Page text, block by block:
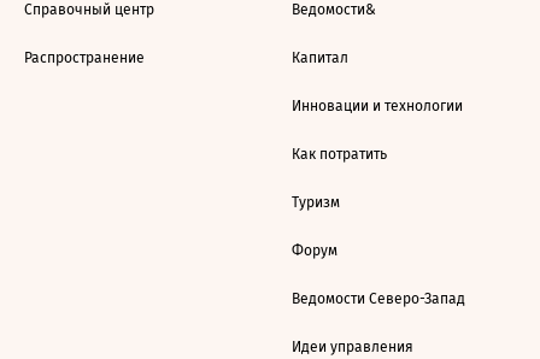
Справочный центр
Распространение
Ведомости&
Капитал
Инновации и технологии
Как потратить
Туризм
Форум
Ведомости Северо-Запад
Идеи управления